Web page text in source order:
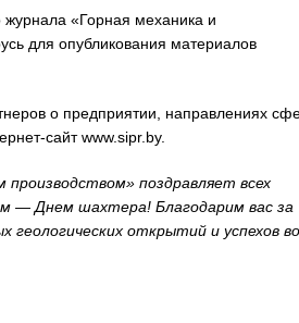
журнала «Горная механика и
для опубликования материалов
о предприятии, направлениях
сайт www.sipr.by.
поздравляет всех
— Днем шахтера! Благодарим вас за
геологических открытий и успехов во